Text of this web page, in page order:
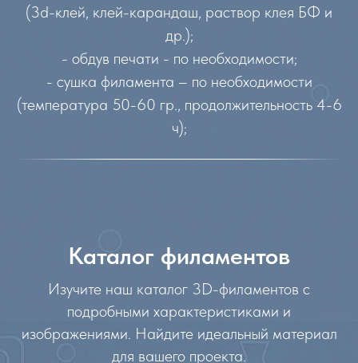
(3d-клей, клей-карандаш, раствор клея БФ и
др.);
- обдув печати - по необходимости;
- сушка филамента – по необходимости
(температура 50-60 гр., продолжительность 4-6
ч);
Каталог филаментов
Изучите наш каталог 3D-филаментов с
подробными характеристиками и
изображениями. Найдите идеальный материал
для вашего проекта.